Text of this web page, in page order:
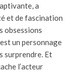
a
et de fascination
obsessions
un personnage
surprendre. Et
l’acteur